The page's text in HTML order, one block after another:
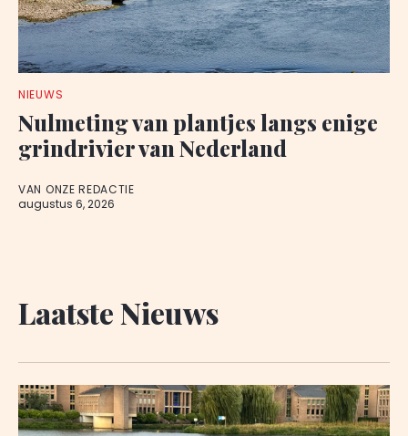
NIEUWS
Nulmeting van plantjes langs enige
grindrivier van Nederland
VAN ONZE REDACTIE
augustus 6, 2026
Laatste Nieuws